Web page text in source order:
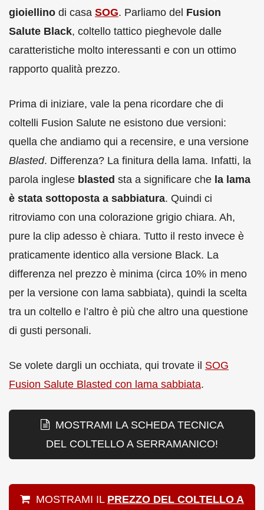
gioiellino di casa SOG. Parliamo del Fusion
Salute Black, coltello tattico pieghevole dalle
caratteristiche molto interessanti e con un ottimo
rapporto qualità prezzo.
Prima di iniziare, vale la pena ricordare che di
coltelli Fusion Salute ne esistono due versioni:
quella che andiamo qui a recensire, e una versione
Blasted. Differenza? La finitura della lama. Infatti, la
parola inglese blasted sta a significare che la lama
è stata sottoposta a sabbiatura. Quindi ci
ritroviamo con una colorazione grigio chiara. Ah,
pure la clip adesso è chiara. Tutto il resto invece è
praticamente identico alla versione Black. La
differenza nel prezzo è minima (circa 10% in meno
per la versione con lama sabbiata), quindi la scelta
tra un coltello e l’altro è più che altro una questione
di gusti personali.
Se volete dargli un occhiata, qui trovate il SOG
Fusion Salute Blasted con lama sabbiata.
MOSTRAMI LA SCHEDA TECNICA
DEL COLTELLO A SERRAMANICO!
MOSTRAMI IL PREZZO DEL COLTELLO A